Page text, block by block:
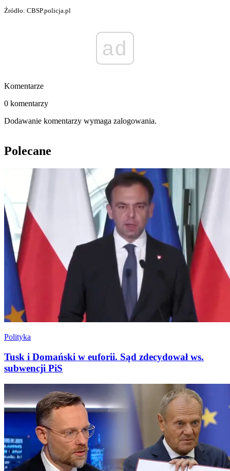
Źródło: CBSP.policja.pl
ad
Komentarze
0 komentarzy
Dodawanie komentarzy wymaga zalogowania.
Polecane
Polityka
Tusk i Domański w euforii. Sąd zdecydował ws.
subwencji PiS